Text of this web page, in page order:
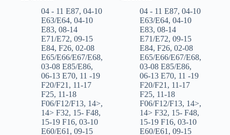
04 - 11 E87, 04-10
E63/E64, 04-10
E83, 08-14
E71/E72, 09-15
E84, F26, 02-08
E65/E66/E67/E68,
03-08 E85/E86,
06-13 E70, 11 -19
F20/F21 , 11-17
F25, 11-18
F06/F12/F13, 14>,
14> F32, 15- F48,
15-19 F16, 03-10
E60/E61 , 09-15
04 - 11 E87,04-10
E63/E64,04-10
E83,08-14
E71/E72,09-15
E84,F26,02-08
E65/E66/E67/E68,
03-08 E85/E86,
06-13 E70, 11 -19
F20/F21 , 11-17
F25, 11-18
F06/F12/F13, 14>,
14> F32, 15- F48,
15-19 F16,03-10
E60/E61 ,09-15